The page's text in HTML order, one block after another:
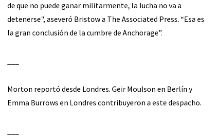
de que no puede ganar militarmente, la lucha no va a
detenerse", aseveró Bristow a The Associated Press. “Esa es
la gran conclusión de la cumbre de Anchorage”.
Morton reportó desde Londres. Geir Moulson en Berlín y
Emma Burrows en Londres contribuyeron a este despacho.